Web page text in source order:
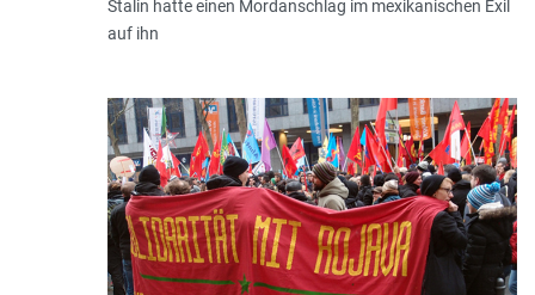
Stalin hatte einen Mordanschlag im mexikanischen Exil
auf ihn